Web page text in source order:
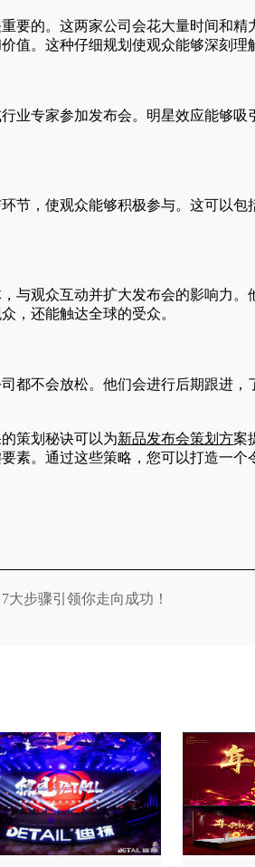
要的。这两家公司会花大量时间和
值。这种仔细规划使观众能够深刻理
业专家参加发布会。明星效应能够
节，使观众能够积极参与。这可以
与观众互动并扩大发布会的影响力。
，还能触达全球的受众。
都不会放松。他们会进行后期跟进
策划秘诀可以为新品发布会策划方案
素。通过这些策略，您可以打造一
大步骤引领你走向成功！